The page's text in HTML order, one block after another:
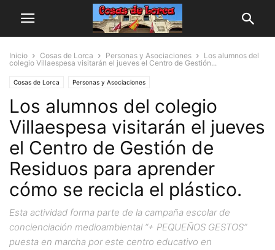
Inicio Cosas de Lorca Personas y Asociaciones
Los alumnos del
colegio Villaespesa visitarán el jueves el Centro de Gestión...
Cosas de Lorca Personas y Asociaciones
Los alumnos del colegio
Villaespesa visitarán el jueves
el Centro de Gestión de
Residuos para aprender
cómo se recicla el plástico.
Esta actividad forma parte de la campaña escolar de
concienciación medioambiental “+ PEQUEÑOS GESTOS”
puesta en marcha por este centro educativo en